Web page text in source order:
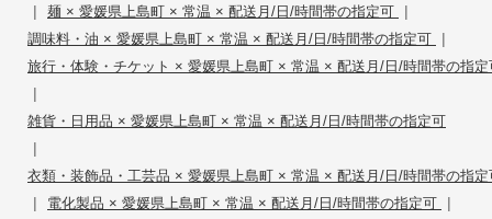
| 麺 × 愛媛県上島町 × 常温 × 配送月/日/時間帯の指定可 |
調味料・油 × 愛媛県上島町 × 常温 × 配送月/日/時間帯の指定可 |
旅行・体験・チケット × 愛媛県上島町 × 常温 × 配送月/日/時間帯の指定
|
雑貨・日用品 × 愛媛県上島町 × 常温 × 配送月/日/時間帯の指定可
|
衣類・装飾品・工芸品 × 愛媛県上島町 × 常温 × 配送月/日/時間帯の指定
| 電化製品 × 愛媛県上島町 × 常温 × 配送月/日/時間帯の指定可 |